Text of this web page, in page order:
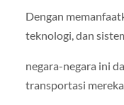
Dengan
teknologi, dan
negara-negara ini
transportasi